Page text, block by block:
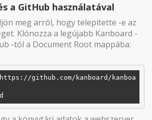
a GitHub használatával
meg arról, hogy telepítette -e az
Klónozza a legújabb Kanboard -
-tól a Document Root mappába:
github.com/kanboard/kanboa